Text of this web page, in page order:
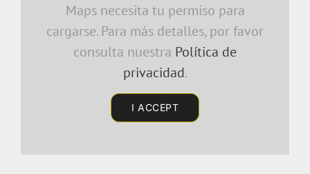
Maps necesita tu permiso para
cargarse. Para más detalles, por favor
consulta nuestra Política de
privacidad.
I ACCEPT